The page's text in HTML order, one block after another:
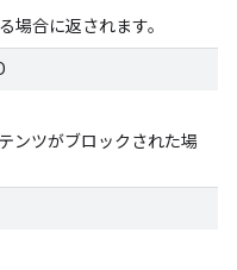
場合に返されます。
ンツがブロックされた場